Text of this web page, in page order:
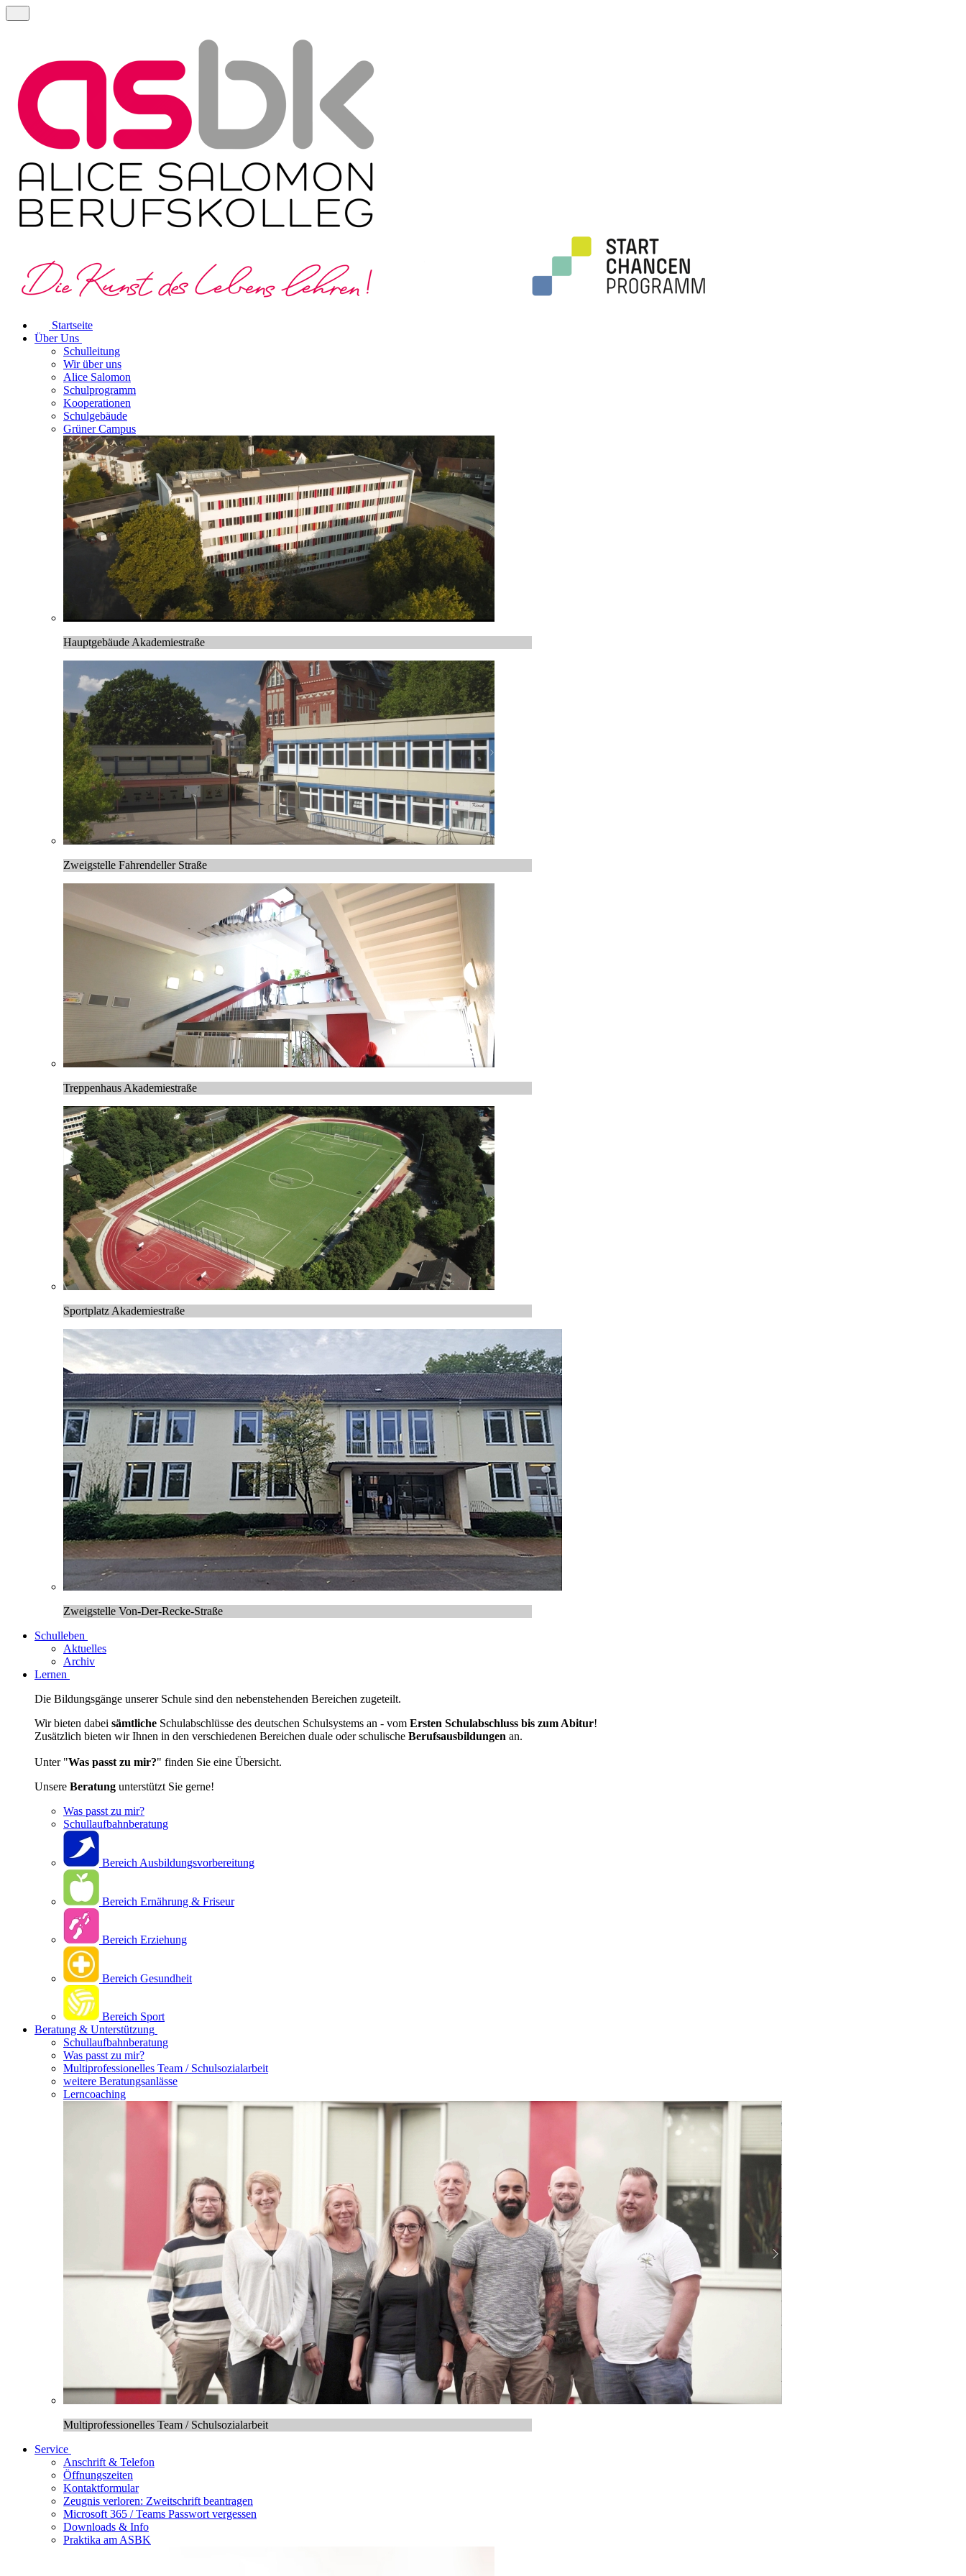
Startseite
Über Uns
Schulleitung
Wir über uns
Alice Salomon
Schulprogramm
Kooperationen
Schulgebäude
Grüner Campus
Hauptgebäude Akademiestraße
Zweigstelle Fahrendeller Straße
Treppenhaus Akademiestraße
Sportplatz Akademiestraße
Zweigstelle Von-Der-Recke-Straße
Schulleben
Aktuelles
Archiv
Lernen
Die Bildungsgänge unserer Schule sind den nebenstehenden Bereichen zugeteilt.
Wir bieten dabei sämtliche Schulabschlüsse des deutschen Schulsystems an - vom Ersten Schulabschluss bis zum Abitur!
Zusätzlich bieten wir Ihnen in den verschiedenen Bereichen duale oder schulische Berufsausbildungen an.
Unter "Was passt zu mir?" finden Sie eine Übersicht.
Unsere Beratung unterstützt Sie gerne!
Was passt zu mir?
Schullaufbahnberatung
Bereich Ausbildungsvorbereitung
Bereich Ernährung & Friseur
Bereich Erziehung
Bereich Gesundheit
Bereich Sport
Beratung & Unterstützung
Schullaufbahnberatung
Was passt zu mir?
Multipro­fessionelles Team / Schulsozialarbeit
weitere Beratungsanlässe
Lerncoaching
Multiprofessionelles Team / Schulsozialarbeit
Service
Anschrift & Telefon
Öffnungszeiten
Kontaktformular
Zeugnis verloren: Zweitschrift beantragen
Microsoft 365 / Teams Passwort vergessen
Downloads & Info
Praktika am ASBK